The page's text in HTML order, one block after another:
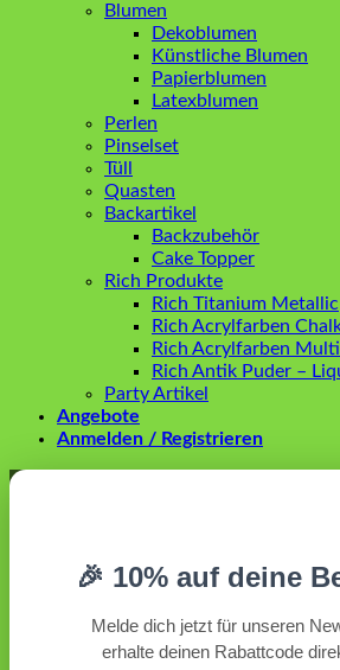
Blumen
Dekoblumen
Künstliche Blumen
Papierblumen
Latexblumen
Perlen
Pinselset
Tüll
Quasten
Backartikel
Backzubehör
Cake Topper
Rich Produkte
Rich Titanium Metallic
Rich Acrylfarben
Rich Acrylfarben
Rich Antik Puder –
Party Artikel
Angebote
Anmelden / Registrieren
🎉 10% auf deine
Melde dich jetzt für unseren
erhalte deinen Rabattcode
Anmelden
Angemeldet bleiben Anmelden